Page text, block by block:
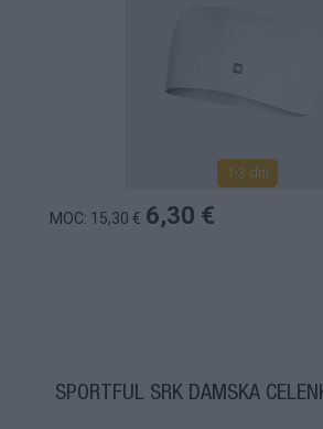
1-3 dní
MOC: 15,30 € 6,30 €
SPORTFUL SRK DÁMSKA